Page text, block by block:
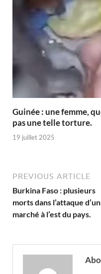
Guinée : une femme,
pas une telle torture.
19 juillet 2025
PREVIOUS ARTICLE
Burkina Faso : plusieurs
morts dans l’attaque d’un
marché à l’est du pays.